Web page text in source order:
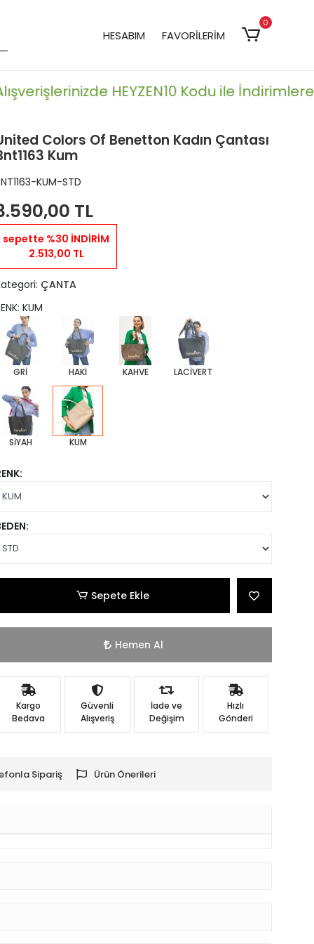
HEYZEN10 Kodu ile İndirimlere
HESABIM FAVORİLERİM
0
Colors Of Benetton Kadın Çantası
Kum
KUM-STD
TL
sepette %30 İNDİRİM
2.513,00 TL
ÇANTA
KUM
GRİ HAKİ KAHVE LACİVERT
SİYAH KUM
Sepete Ekle
Hemen Al
Kargo
Bedava
Güvenli
Alışveriş
İade ve
Değişim
Hızlı
Gönderi
Sipariş Ürün Önerileri